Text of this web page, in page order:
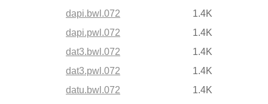
dapi.bwl.072
1.4K
dapi.pwl.072
1.4K
dat3.bwl.072
1.4K
dat3.pwl.072
1.4K
datu.bwl.072
1.4K